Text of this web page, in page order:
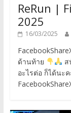
ReRun |
2025
16/03/2025
ด้านท้าย
ส
อะไรต่อ ก็ได้นะค